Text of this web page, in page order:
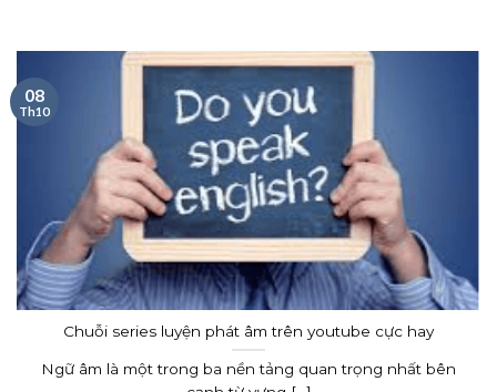
Chuỗi series luyện phát âm trên youtube cực hay
Ngữ âm là một trong ba nền tảng quan trọng nhất bên
08
Th10